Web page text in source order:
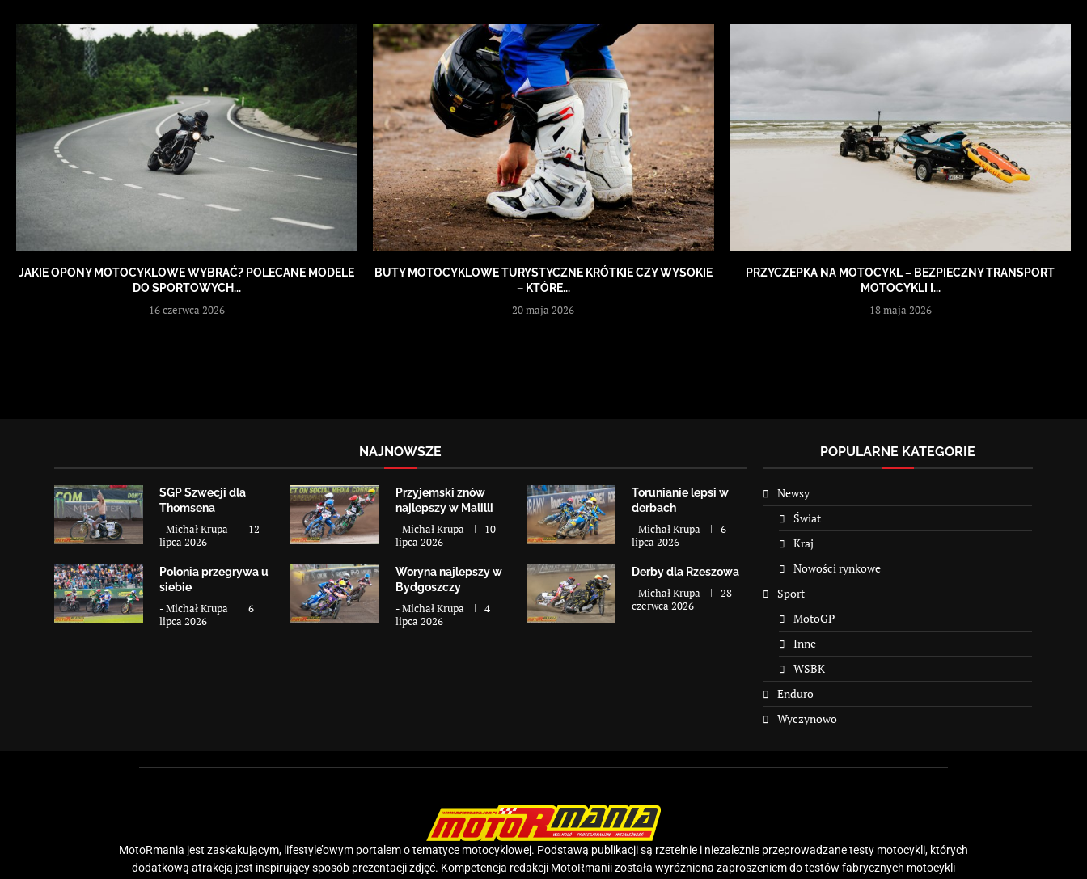
JAKIE OPONY MOTOCYKLOWE WYBRAĆ? POLECANE MODELE
DO SPORTOWYCH...
16 czerwca 2026
BUTY MOTOCYKLOWE TURYSTYCZNE KRÓTKIE CZY WYSOKIE
– KTÓRE...
20 maja 2026
PRZYCZEPKA NA MOTOCYKL – BEZPIECZNY TRANSPORT
MOTOCYKLI I...
18 maja 2026
NAJNOWSZE
SGP Szwecji dla
Thomsena
-Michał Krupa
12
lipca 2026
Przyjemski znów
najlepszy w Malilli
-Michał Krupa
10
lipca 2026
Torunianie lepsi w
derbach
-Michał Krupa
6
lipca 2026
Polonia przegrywa u
siebie
-Michał Krupa
6
lipca 2026
Woryna najlepszy w
Bydgoszczy
-Michał Krupa
4
lipca 2026
Derby dla Rzeszowa
-Michał Krupa
28
czerwca 2026
POPULARNE KATEGORIE
Newsy
Świat
Kraj
Nowości rynkowe
Sport
MotoGP
Inne
WSBK
Enduro
Wyczynowo
MotoRmania jest zaskakującym, lifestyle’owym portalem o tematyce motocyklowej. Podstawą publikacji są rzetelnie i niezależnie przeprowadzane testy motocykli, których
dodatkową atrakcją jest inspirujący sposób prezentacji zdjęć. Kompetencja redakcji MotoRmanii została wyróżniona zaproszeniem do testów fabrycznych motocykli